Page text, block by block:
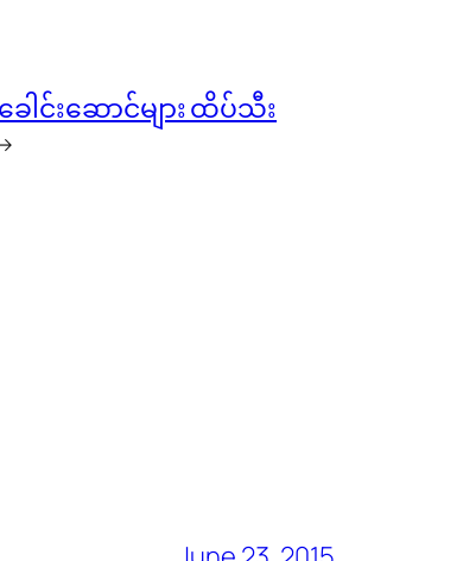
းဆောင်များ ထိပ်သီး